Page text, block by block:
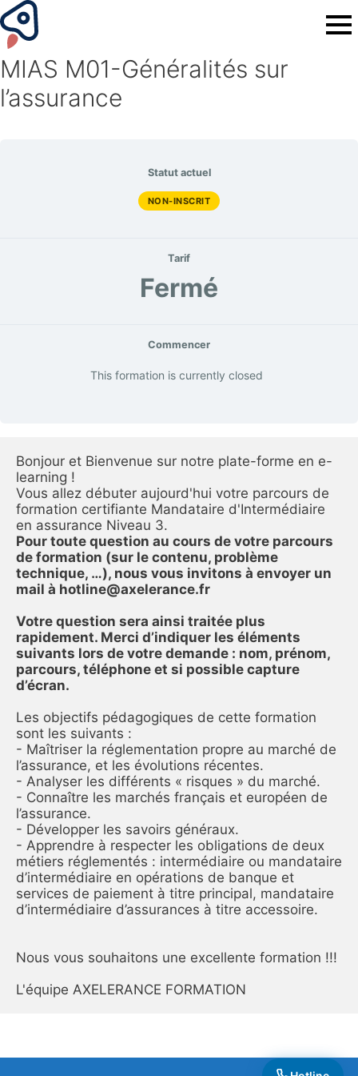
MIAS M01-Généralités sur
l’assurance
Statut actuel
NON-INSCRIT
Tarif
Fermé
Commencer
This formation is currently closed
Bonjour et Bienvenue sur notre plate-forme en e-
learning !
Vous allez débuter aujourd'hui votre parcours de
formation certifiante Mandataire d'Intermédiaire
en assurance Niveau 3.
Pour toute question au cours de votre parcours
de formation (sur le contenu, problème
technique, …), nous vous invitons à envoyer un
mail à hotline@axelerance.fr
Votre question sera ainsi traitée plus
rapidement. Merci d’indiquer les éléments
suivants lors de votre demande : nom, prénom,
parcours, téléphone et si possible capture
d’écran.
Les objectifs pédagogiques de cette formation
sont les suivants :
- Maîtriser la réglementation propre au marché de
l’assurance, et les évolutions récentes.
- Analyser les différents « risques » du marché.
- Connaître les marchés français et européen de
l’assurance.
- Développer les savoirs généraux.
- Apprendre à respecter les obligations de deux
métiers réglementés : intermédiaire ou mandataire
d’intermédiaire en opérations de banque et
services de paiement à titre principal, mandataire
d’intermédiaire d’assurances à titre accessoire.
Nous vous souhaitons une excellente formation !!!
L'équipe AXELERANCE FORMATION